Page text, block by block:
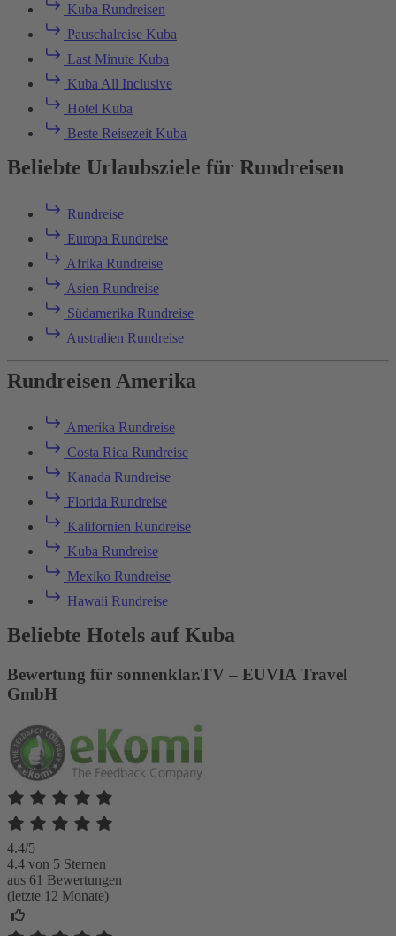
Kuba Rundreisen
Pauschalreise Kuba
Last Minute Kuba
Kuba All Inclusive
Hotel Kuba
Beste Reisezeit Kuba
Beliebte Urlaubsziele für Rundreisen
Rundreise
Europa Rundreise
Afrika Rundreise
Asien Rundreise
Südamerika Rundreise
Australien Rundreise
Rundreisen Amerika
Amerika Rundreise
Costa Rica Rundreise
Kanada Rundreise
Florida Rundreise
Kalifornien Rundreise
Kuba Rundreise
Mexiko Rundreise
Hawaii Rundreise
Beliebte Hotels auf Kuba
Bewertung für sonnenklar.TV – EUVIA Travel
GmbH
4.4/5
4.4 von 5 Sternen
aus 61 Bewertungen
(letzte 12 Monate)